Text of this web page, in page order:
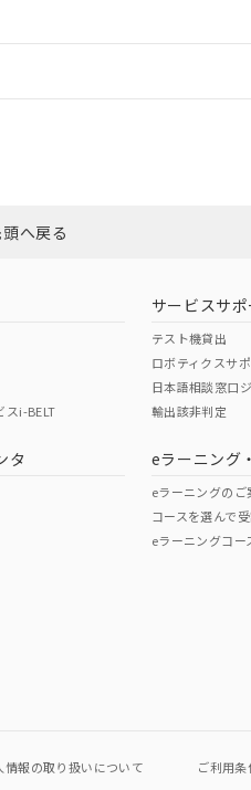
ります。
メリカ
この製品の規格認証/適合
の認証はこちらのページからご
へ戻る
スi-BELT
タ
サービスサポ
テスト機貸出
ロボティクスサ
日本語相談窓口
輸出該非判定
eラーニング
eラーニングのご
コースを選んで
eラーニングコー
情報の取り扱いについて ご利用条